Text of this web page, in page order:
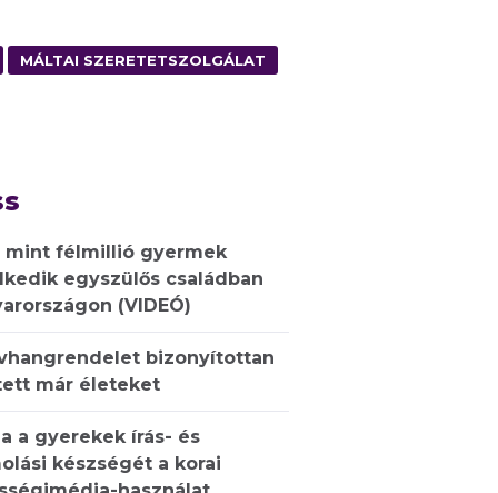
MÁLTAI SZERETETSZOLGÁLAT
mint félmillió gyermek
egyszülős családban
(VIDEÓ)
bizonyítottan
már életeket
a gyerekek írás- és
készségét a korai